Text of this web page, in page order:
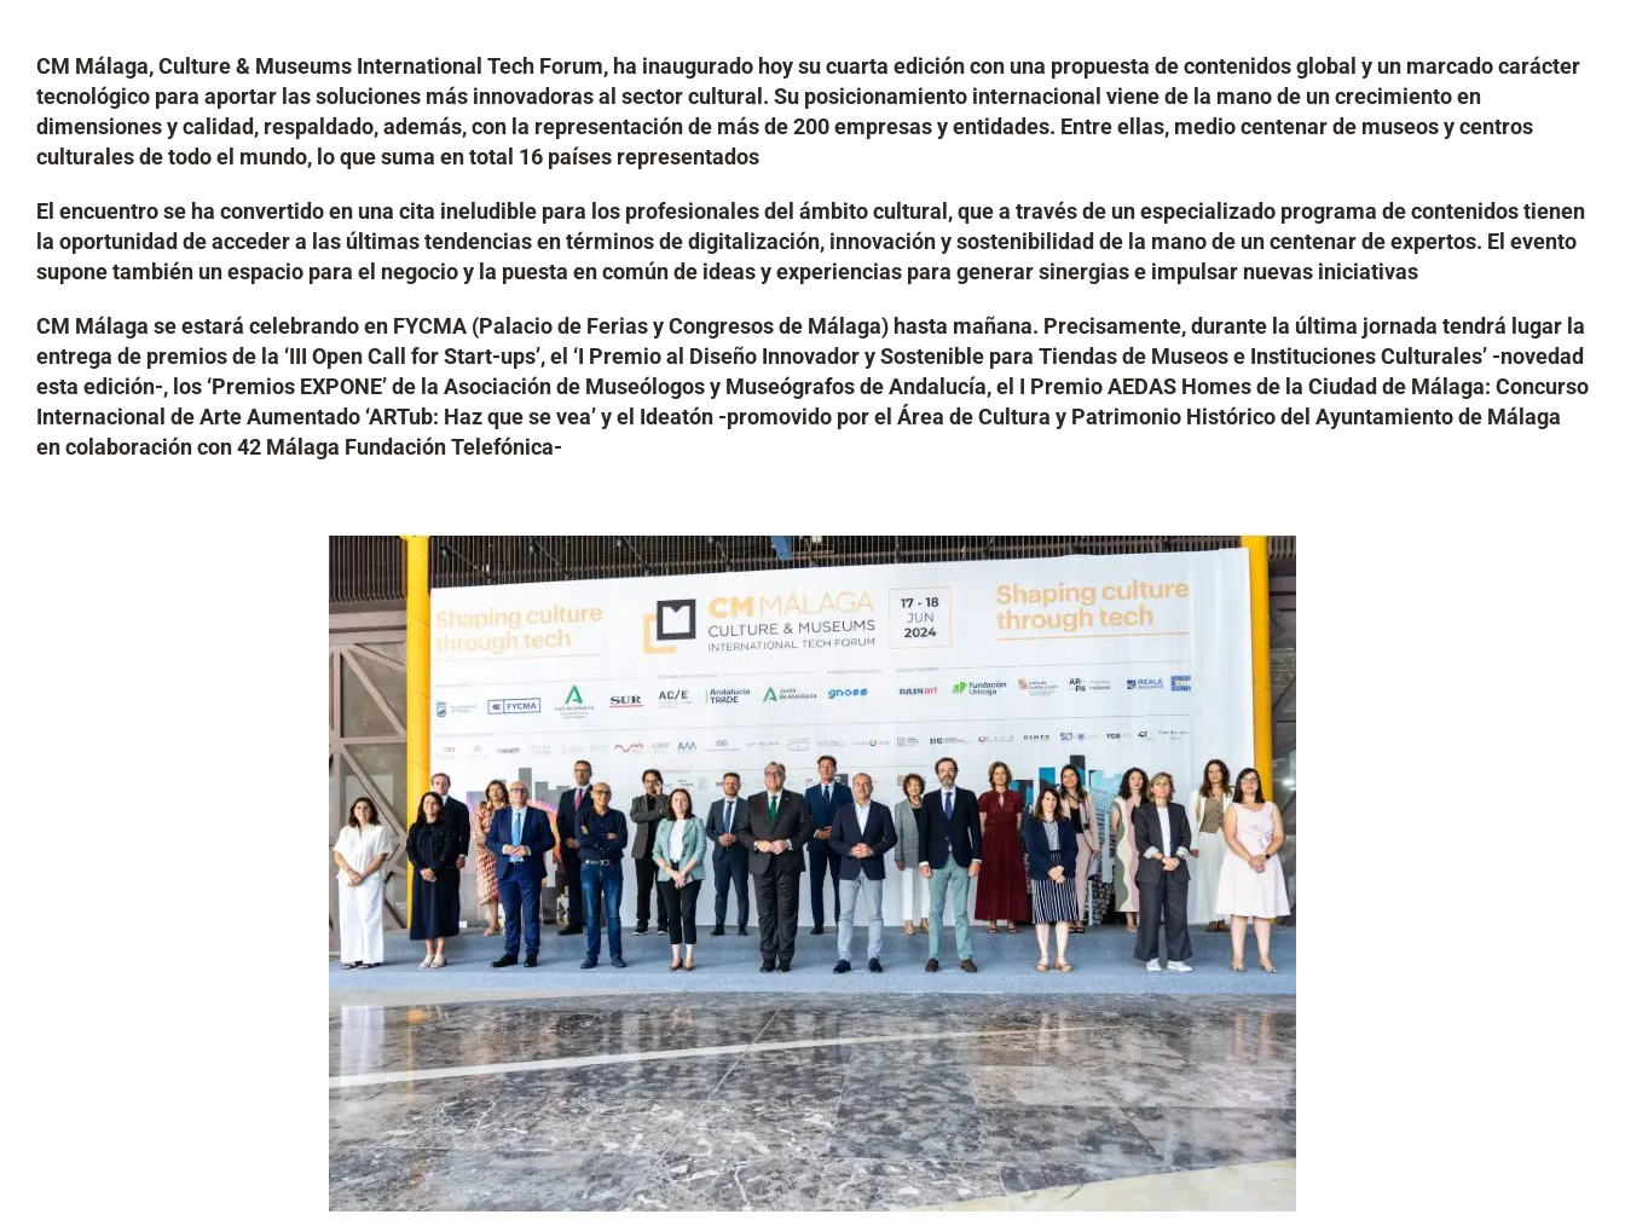
CM Málaga, Culture & Museums International Tech Forum, ha inaugurado hoy su cuarta edición con una propuesta de contenidos global y un marcado carácter
tecnológico para aportar las soluciones más innovadoras al sector cultural. Su posicionamiento internacional viene de la mano de un crecimiento en
dimensiones y calidad, respaldado, además, con la representación de más de 200 empresas y entidades. Entre ellas, medio centenar de museos y centros
culturales de todo el mundo, lo que suma en total 16 países representados
El encuentro se ha convertido en una cita ineludible para los profesionales del ámbito cultural, que a través de un especializado programa de contenidos tienen
la oportunidad de acceder a las últimas tendencias en términos de digitalización, innovación y sostenibilidad de la mano de un centenar de expertos. El evento
supone también un espacio para el negocio y la puesta en común de ideas y experiencias para generar sinergias e impulsar nuevas iniciativas
CM Málaga se estará celebrando en FYCMA (Palacio de Ferias y Congresos de Málaga) hasta mañana. Precisamente, durante la última jornada tendrá lugar la
entrega de premios de la ‘III Open Call for Start-ups’, el ‘I Premio al Diseño Innovador y Sostenible para Tiendas de Museos e Instituciones Culturales’ -novedad
esta edición-, los ‘Premios EXPONE’ de la Asociación de Museólogos y Museógrafos de Andalucía, el I Premio AEDAS Homes de la Ciudad de Málaga: Concurso
Internacional de Arte Aumentado ‘ARTub: Haz que se vea’ y el Ideatón -promovido por el Área de Cultura y Patrimonio Histórico del Ayuntamiento de Málaga
en colaboración con 42 Málaga Fundación Telefónica-